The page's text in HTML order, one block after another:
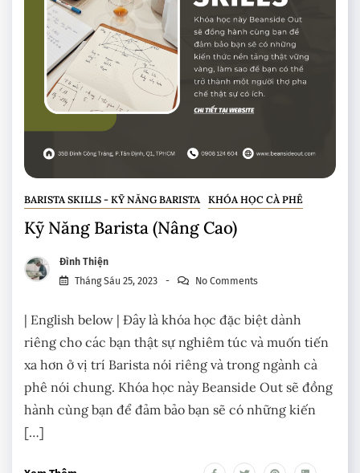
BARISTA SKILLS - KỸ NĂNG BARISTA KHÓA HỌC CÀ PHÊ
Kỹ Năng Barista (Nâng Cao)
Đình Thiện
Tháng Sáu 25, 2023
No Comments
| English below | Đây là khóa học đặc biệt dành
riêng cho các bạn thật sự nghiêm túc và muốn tiến
xa hơn ở vị trí Barista nói riêng và trong ngành cà
phê nói chung. Khóa học này Beanside Out sẽ đồng
hành cùng bạn để đảm bảo bạn sẽ có những kiến
[…]